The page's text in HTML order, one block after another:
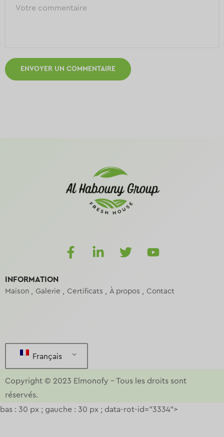
INFORMATION
Maison Galerie Certificats À propos Contact
Français
Copyright © 2023 Elmonofy –Tous les droits sont
réservés.
bas : 30 px ; gauche : 30 px ; data-rot-id="3334">